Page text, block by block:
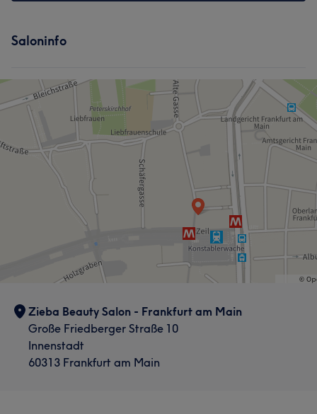
Saloninfo
Zieba Beauty Salon - Frankfurt am Main
Große Friedberger Straße 10
Innenstadt
60313 Frankfurt am Main